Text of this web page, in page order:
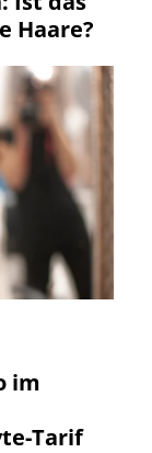
Haare?
im
Tarif